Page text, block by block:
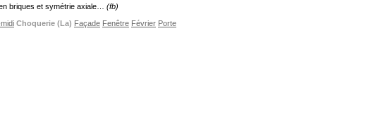
briques et symétrie axiale… (fb)
Choquerie (La) Façade Fenêtre Février Porte